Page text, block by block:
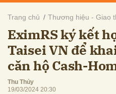
Trang chủ Thương hiệu - Giao
EximRS ký kết
Taisei VN để
căn hộ Cash-
Thu Thủy
19/03/2024 20:30